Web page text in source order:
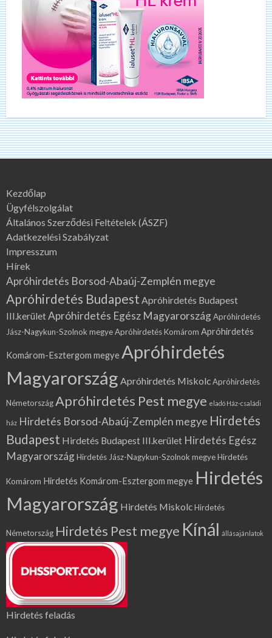
Kezdőlap
Ügyfélszolgálat
Általános Szerződési Feltételek (ÁSZF)
Adatkezelési Szabályzat
Impresszum
Hírek
Apróhirdetés Borsod-Abaúj-Zemplén megye
Apróhirdetés Budapest Apróhirdetés Budapest
III.kerületApróhirdetés Egész MagyarországApróhirdetés
Jász-Nagykun-Szolnok megyeApróhirdetés Komárom Apróhirdetés
Komárom-Esztergom megyeApróhirdetés
Magyarország Apróhirdetés MiskolcApróhirdetés
NémetországApróhirdetés Pest megye eladó Ház-családi
ház Hirdetés Borsod-Abaúj-Zemplén megye Hirdetés
Budapest Hirdetés Budapest III.kerület Hirdetés Egész
MagyarországHirdetés Jász-Nagykun-Szolnok megyeHirdetés
Komárom Hirdetés Komárom-Esztergom megye Hirdetés
Magyarország Hirdetés MiskolcHirdetés
Németország Hirdetés Pest megye Kínál állásajánlatok
Hirdetés feladás